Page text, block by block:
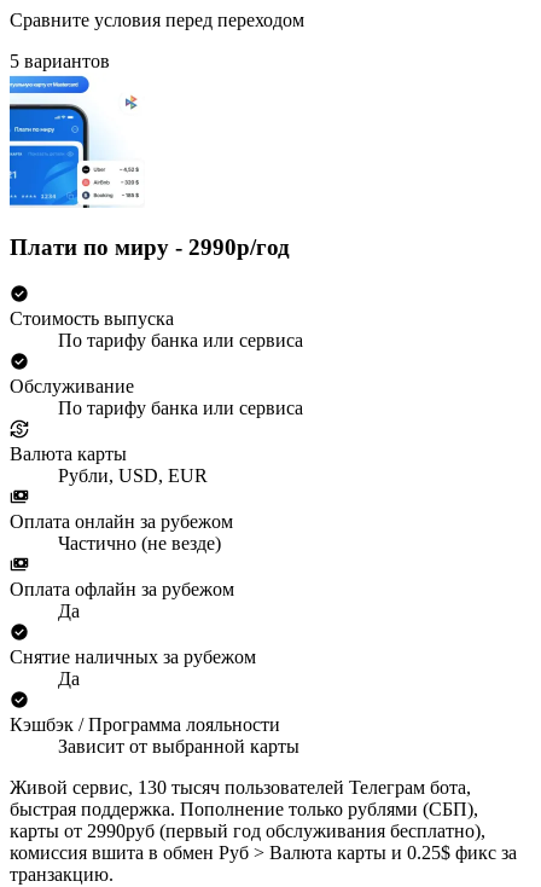
Сравните условия перед переходом
5 вариантов
Плати по миру - 2990р/год
Стоимость выпуска
По тарифу банка или сервиса
Обслуживание
По тарифу банка или сервиса
Валюта карты
Рубли, USD, EUR
Оплата онлайн за рубежом
Частично (не везде)
Оплата офлайн за рубежом
Да
Снятие наличных за рубежом
Да
Кэшбэк / Программа лояльности
Зависит от выбранной карты
Живой сервис, 130 тысяч пользователей Телеграм бота,
быстрая поддержка. Пополнение только рублями (СБП),
карты от 2990руб (первый год обслуживания бесплатно),
комиссия вшита в обмен Руб > Валюта карты и 0.25$ фикс за
транзакцию.